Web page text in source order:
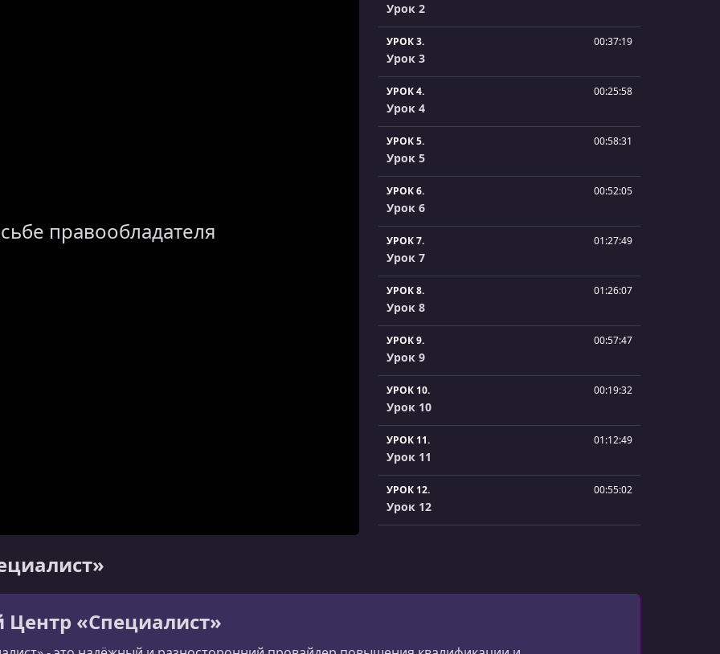
правообладателя
Урок 2
УРОК 3. 00:37:19
Урок 3
УРОК 4. 00:25:58
Урок 4
УРОК 5. 00:58:31
Урок 5
УРОК 6. 00:52:05
Урок 6
УРОК 7. 01:27:49
Урок 7
УРОК 8. 01:26:07
Урок 8
УРОК 9. 00:57:47
Урок 9
УРОК 10. 00:19:32
Урок 10
УРОК 11. 01:12:49
Урок 11
УРОК 12. 00:55:02
Урок 12
«Специалист»